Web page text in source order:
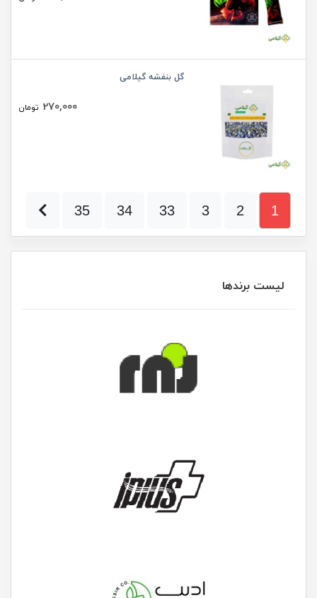
گل بنفشه گیلامی
270,000 تومان
1
2
3
33
34
35
لیست برندها